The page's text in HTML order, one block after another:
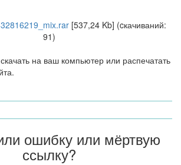
[537,24 Kb] (cкачиваний:
91)
на ваш компьютер или распечатать
ошибку или мёртвую
ссылку?